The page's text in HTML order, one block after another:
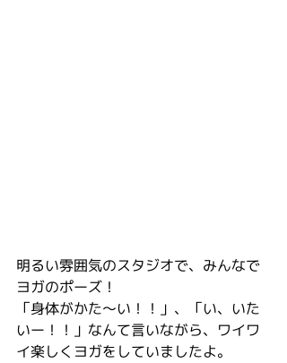
明るい雰囲気のスタジオで、みんなで
ヨガのポーズ！
「身体がかた〜い！！」、「い、いた
いー！！」なんて言いながら、ワイワ
イ楽しくヨガをしていましたよ。